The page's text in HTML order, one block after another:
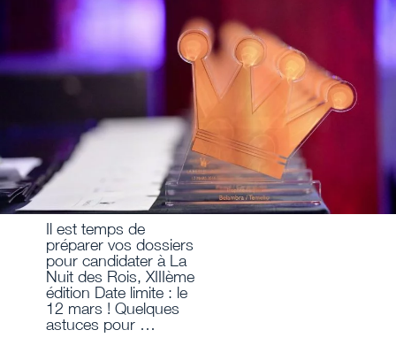
Il est temps de
préparer vos dossiers
pour candidater à La
Nuit des Rois, XIIIème
édition Date limite : le
12 mars ! Quelques
astuces pour …